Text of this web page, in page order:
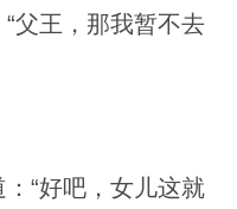
父王，那我暂不去
“好吧，女儿这就